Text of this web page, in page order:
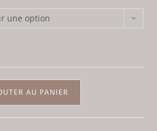
14,00 €
une option
AU PANIER